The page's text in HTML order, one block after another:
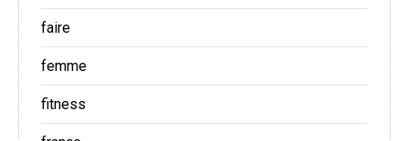
faire
femme
fitness